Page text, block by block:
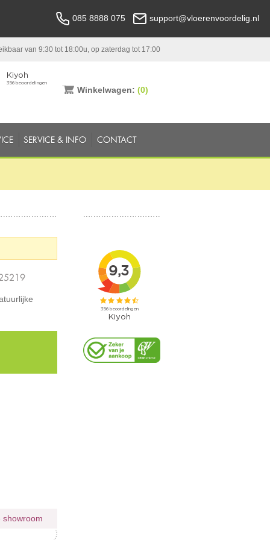
085 8888 075 support@vloerenvoordelig.nl
van 9:30 tot 18:00u, op zaterdag tot 17:00
Winkelwagen: (0)
SERVICE & INFO CONTACT
showroom